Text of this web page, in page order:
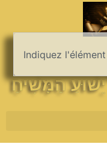
יֵשׁוּעַ הַמָּשִׁיחַ Yeshoua le Messie